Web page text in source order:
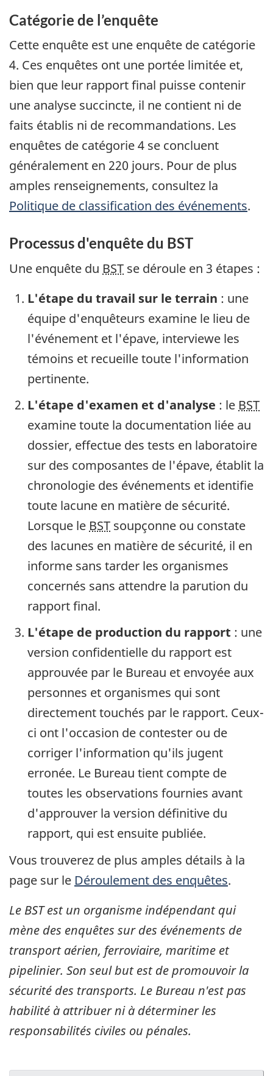
Catégorie de l’enquête
Cette enquête est une enquête de catégorie
4. Ces enquêtes ont une portée limitée et,
bien que leur rapport final puisse contenir
une analyse succincte, il ne contient ni de
faits établis ni de recommandations. Les
enquêtes de catégorie 4 se concluent
généralement en 220 jours. Pour de plus
amples renseignements, consultez la
Politique de classification des événements.
Processus d'enquête du BST
Une enquête du BST se déroule en 3 étapes :
L'étape du travail sur le terrain : une
équipe d'enquêteurs examine le lieu de
l'événement et l'épave, interviewe les
témoins et recueille toute l'information
pertinente.
L'étape d'examen et d'analyse : le BST
examine toute la documentation liée au
dossier, effectue des tests en laboratoire
sur des composantes de l'épave, établit la
chronologie des événements et identifie
toute lacune en matière de sécurité.
Lorsque le BST soupçonne ou constate
des lacunes en matière de sécurité, il en
informe sans tarder les organismes
concernés sans attendre la parution du
rapport final.
L'étape de production du rapport : une
version confidentielle du rapport est
approuvée par le Bureau et envoyée aux
personnes et organismes qui sont
directement touchés par le rapport. Ceux-
ci ont l'occasion de contester ou de
corriger l'information qu'ils jugent
erronée. Le Bureau tient compte de
toutes les observations fournies avant
d'approuver la version définitive du
rapport, qui est ensuite publiée.
Vous trouverez de plus amples détails à la
page sur le Déroulement des enquêtes.
Le BST est un organisme indépendant qui
mène des enquêtes sur des événements de
transport aérien, ferroviaire, maritime et
pipelinier. Son seul but est de promouvoir la
sécurité des transports. Le Bureau n'est pas
habilité à attribuer ni à déterminer les
responsabilités civiles ou pénales.